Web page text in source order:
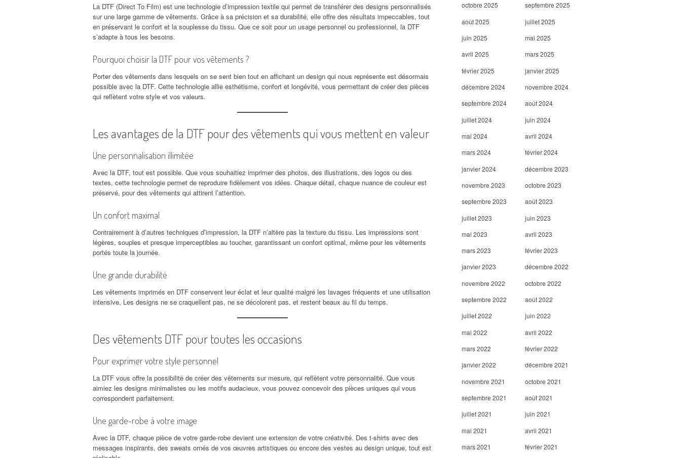
La DTF (Direct To Film) est une technologie d’impression textile qui permet de transférer des designs personnalisés
sur une large gamme de vêtements. Grâce à sa précision et sa durabilité, elle offre des résultats impeccables, tout
en préservant le confort et la souplesse du tissu. Que ce soit pour un usage personnel ou professionnel, la DTF
s’adapte à tous les besoins.
Pourquoi choisir la DTF pour vos vêtements ?
Porter des vêtements dans lesquels on se sent bien tout en affichant un design qui nous représente est désormais
possible avec la DTF. Cette technologie allie esthétisme, confort et longévité, vous permettant de créer des pièces
qui reflètent votre style et vos valeurs.
Les avantages de la DTF pour des vêtements qui vous mettent en valeur
Une personnalisation illimitée
Avec la DTF, tout est possible. Que vous souhaitiez imprimer des photos, des illustrations, des logos ou des
textes, cette technologie permet de reproduire fidèlement vos idées. Chaque détail, chaque nuance de couleur est
préservé, pour des vêtements qui attirent l’attention.
Un confort maximal
Contrairement à d’autres techniques d’impression, la DTF n’altère pas la texture du tissu. Les impressions sont
légères, souples et presque imperceptibles au toucher, garantissant un confort optimal, même pour les vêtements
portés toute la journée.
Une grande durabilité
Les vêtements imprimés en DTF conservent leur éclat et leur qualité malgré les lavages fréquents et une utilisation
intensive. Les designs ne se craquellent pas, ne se décolorent pas, et restent beaux au fil du temps.
Des vêtements DTF pour toutes les occasions
Pour exprimer votre style personnel
La DTF vous offre la possibilité de créer des vêtements sur mesure, qui reflètent votre personnalité. Que vous
aimiez les designs minimalistes ou les motifs audacieux, vous pouvez concevoir des pièces uniques qui vous
correspondent parfaitement.
Une garde-robe à votre image
Avec la DTF, chaque pièce de votre garde-robe devient une extension de votre créativité. Des t-shirts avec des
messages inspirants, des sweats ornés de vos œuvres artistiques ou encore des vestes au design unique, tout est
octobre 2025
septembre 2025
août 2025
juillet 2025
juin 2025
mai 2025
avril 2025
mars 2025
février 2025
janvier 2025
décembre 2024
novembre 2024
septembre 2024
août 2024
juillet 2024
juin 2024
mai 2024
avril 2024
mars 2024
février 2024
janvier 2024
décembre 2023
novembre 2023
octobre 2023
septembre 2023
août 2023
juillet 2023
juin 2023
mai 2023
avril 2023
mars 2023
février 2023
janvier 2023
décembre 2022
novembre 2022
octobre 2022
septembre 2022
août 2022
juillet 2022
juin 2022
mai 2022
avril 2022
mars 2022
février 2022
janvier 2022
décembre 2021
novembre 2021
octobre 2021
septembre 2021
août 2021
juillet 2021
juin 2021
mai 2021
avril 2021
mars 2021
février 2021